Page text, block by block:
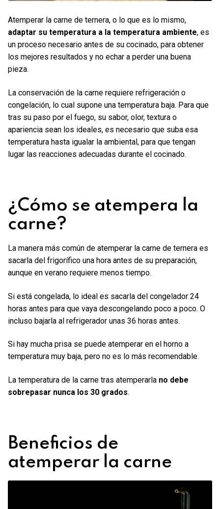
Atemperar la carne de ternera, o lo que es lo mismo,
adaptar su temperatura a la temperatura ambiente, es
un proceso necesario antes de su cocinado, para obtener
los mejores resultados y no echar a perder una buena
pieza.
La conservación de la carne requiere refrigeración o
congelación, lo cual supone una temperatura baja. Para que
tras su paso por el fuego, su sabor, olor, textura o
apariencia sean los ideales, es necesario que suba esa
temperatura hasta igualar la ambiental, para que tengan
lugar las reacciones adecuadas durante el cocinado.
¿Cómo se atempera la
carne?
La manera más común de atemperar la carne de ternera es
sacarla del frigorífico una hora antes de su preparación,
aunque en verano requiere menos tiempo.
Si está congelada, lo ideal es sacarla del congelador 24
horas antes para que vaya descongelando poco a poco. O
incluso bajarla al refrigerador unas 36 horas antes.
Si hay mucha prisa se puede atemperar en el horno a
temperatura muy baja, pero no es lo más recomendable.
La temperatura de la carne tras atemperarla no debe
sobrepasar nunca los 30 grados.
Beneficios de
atemperar la carne